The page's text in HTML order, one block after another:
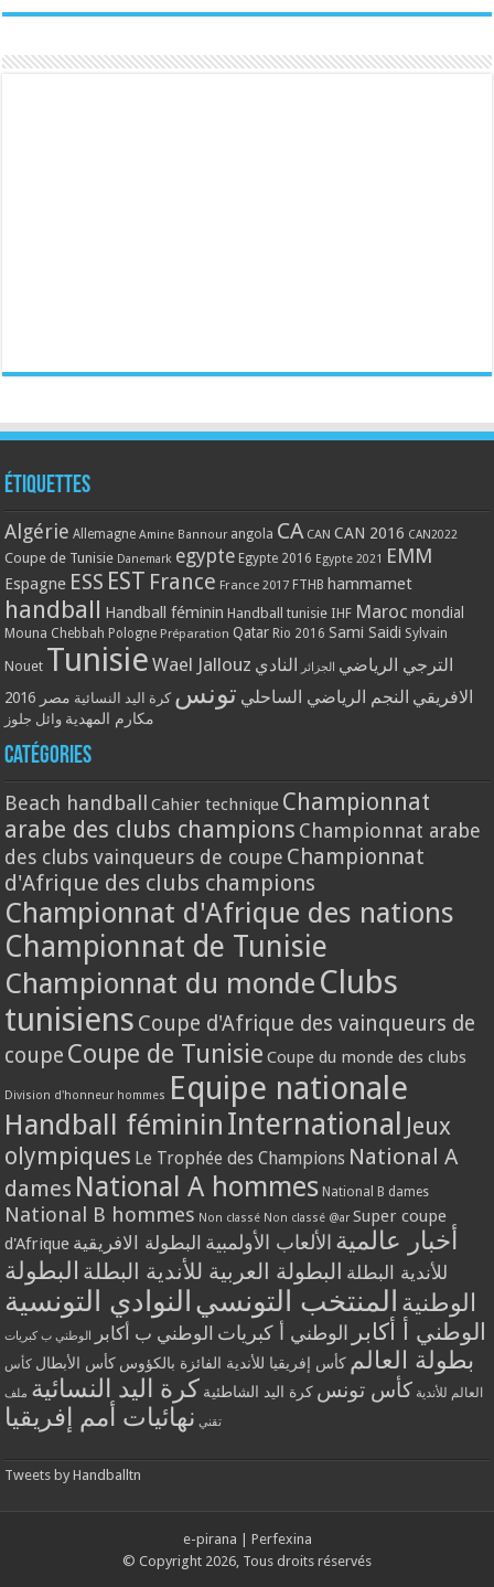
Étiquettes
Algérie Allemagne Amine Bannour angola CA CAN CAN 2016 CAN2022
Coupe de Tunisie Danemark egypte Egypte 2016 Egypte 2021 EMM
Espagne ESS EST France France 2017 FTHB hammamet
handball Handball féminin Handball tunisie IHF Maroc mondial
Mouna Chebbah Pologne Préparation Qatar Rio 2016 Sami Saidi Sylvain
Nouet Tunisie Wael Jallouz الترجي الرياضي الجزائر النادي
الافريقي النجم الرياضي الساحلي تونس كرة اليد النسائية مصر 2016
مكارم المهدية وائل جلوز
Catégories
Beach handball Cahier technique Championnat
arabe des clubs champions Championnat arabe
des clubs vainqueurs de coupe Championnat
d'Afrique des clubs champions
Championnat d'Afrique des nations
Championnat de Tunisie
Championnat du monde Clubs
tunisiens Coupe d'Afrique des vainqueurs de
coupe Coupe de Tunisie Coupe du monde des clubs
Division d'honneur hommes Equipe nationale
Handball féminin International Jeux
olympiques Le Trophée des Champions National A
dames National A hommes National B dames
National B hommes Non classé Non classé @ar Super coupe
d'Afrique
أخبار عالمية الألعاب الأولمبية البطولة الافريقية
للأندية البطلة البطولة العربية للأندية البطلة البطولة
الوطنية المنتخب التونسي النوادي التونسية
الوطني أ أكابر الوطني أ كبريات الوطني ب أكابر الوطني ب كبريات
بطولة العالم كأس إفريقيا للأندية الفائزة بالكؤوس كأس الأبطال كأس
العالم للأندية كأس تونس كرة اليد الشاطئية كرة اليد النسائية ملف
تقني نهائيات أمم إفريقيا
Tweets by Handballtn
e-pirana
Perfexina
© Copyright 2026, Tous droits réservés